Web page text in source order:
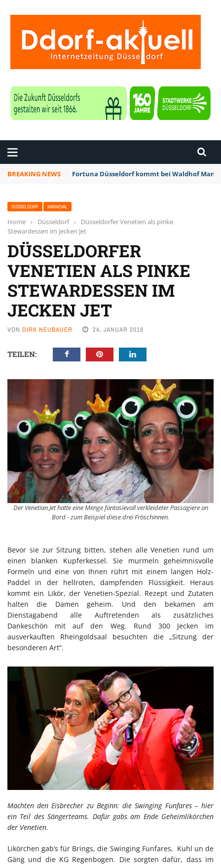
BREAKING NEWS Fortuna Düsseldorf kommt bei Waldhof
DÜSSELDORF KARNEVAL
Home › Düsseldorf ›
Düsseldorfer Venetien als pinke
Stewardessen im jecken Jet
DÜSSELDORFER
VENETIEN ALS PINKE
STEWARDESSEN IM
JECKEN JET
VON DIRK NEUBAUER 24. JANUAR 2018
TEILEN:
Der Venetian Jet hatte eine Menge fantasievoll verkleideter Passagiere an
Bord - zum Beispiel diese drei Fröschinnen.
Bevor sie zur Sitzung bitten, stehen alle Venetien rund um
einen blanken Kupferkessel. Sie murmeln geheimnisvolle
Formeln und eine von Ihnen rührt mit einem langen Holz-
Paddel in der hellroten, dampfenden Flüssigkeit. Heraus
kommt ein Likör, der Venetien-Spezial. Rezept und Zutaten
halten die Damen geheim. Und den bekamen am
Dienstagabend alle Auftretenden als zusätzliches
Dankeschön mit auf den Weg. Rund 300 Jecken im
ausverkauften Rheingoldsaal besuchten die „Sitzung der
besonderen Art“.
Machten den Eisbrecher zu Beginn: die Swinging Funfares – hier
ein Teil des Sängerteams. Dafür gabs am Ende Geheimlikörchen
der Venetien.
Likörchen gab‘s für Brings, die Swinging Funfares, Kuhl un de
Gäng und die KG Regenbogen. Die sorgten dafür, dass im